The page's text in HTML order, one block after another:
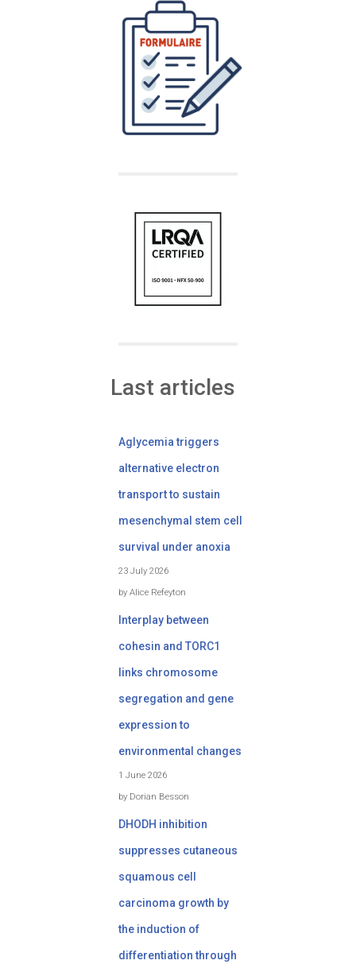
Last articles
Aglycemia triggers
alternative electron
transport to sustain
mesenchymal stem cell
survival under anoxia
23 July 2026
by Alice Refeyton
Interplay between
cohesin and TORC1
links chromosome
segregation and gene
expression to
environmental changes
1 June 2026
by Dorian Besson
DHODH inhibition
suppresses cutaneous
squamous cell
carcinoma growth by
the induction of
differentiation through